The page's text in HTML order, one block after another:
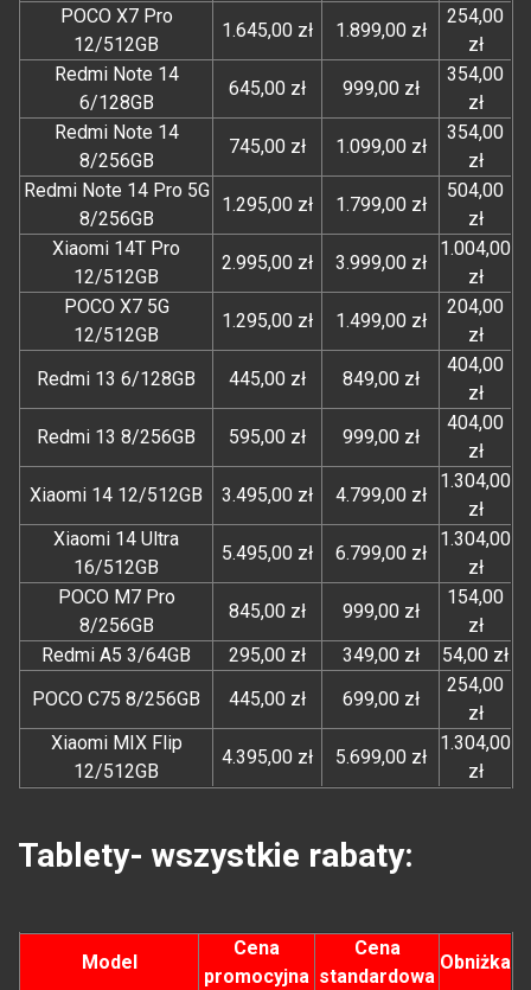
POCO X7 Pro
12/512GB
1.645,00 zł 1.899,00 zł
254,00
zł
Redmi Note 14
6/128GB
645,00 zł 999,00 zł
354,00
zł
Redmi Note 14
8/256GB
745,00 zł 1.099,00 zł
354,00
zł
Redmi Note 14 Pro 5G
8/256GB
1.295,00 zł 1.799,00 zł
504,00
zł
Xiaomi 14T Pro
12/512GB
2.995,00 zł 3.999,00 zł
1.004,00
zł
POCO X7 5G
12/512GB
1.295,00 zł 1.499,00 zł
204,00
zł
Redmi 13 6/128GB
445,00 zł 849,00 zł
404,00
zł
Redmi 13 8/256GB
595,00 zł 999,00 zł
404,00
zł
Xiaomi 14 12/512GB
3.495,00 zł 4.799,00 zł
1.304,00
zł
Xiaomi 14 Ultra
16/512GB
5.495,00 zł 6.799,00 zł
1.304,00
zł
POCO M7 Pro
8/256GB
845,00 zł 999,00 zł
154,00
zł
Redmi A5 3/64GB
295,00 zł 349,00 zł
54,00 zł
POCO C75 8/256GB
445,00 zł 699,00 zł
254,00
zł
Xiaomi MIX Flip
12/512GB
4.395,00 zł 5.699,00 zł
1.304,00
zł
Tablety- wszystkie rabaty:
Model
Cena
promocyjna
Cena
standardowa
Obniżka